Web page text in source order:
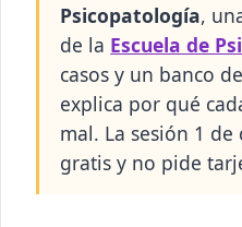
Psicopatología,
de la Escuela de
casos y un banco
explica por qué
mal. La sesión 1 de
gratis y no pide